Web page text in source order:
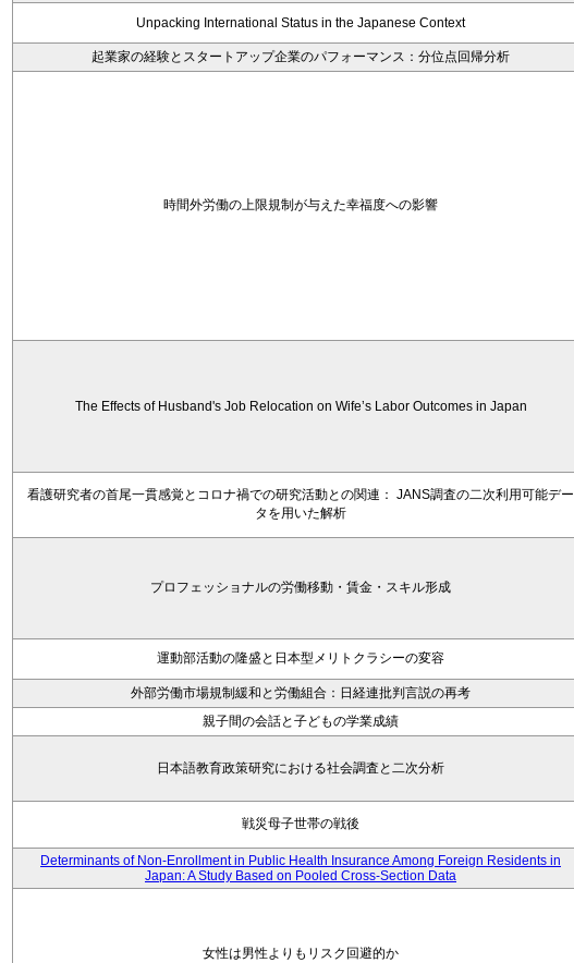
Unpacking International Status in the Japanese Context
起業家の経験とスタートアップ企業のパフォーマンス：分位点回帰分析
時間外労働の上限規制が与えた幸福度への影響
The Effects of Husband's Job Relocation on Wife’s Labor Outcomes in Japan
看護研究者の首尾一貫感覚とコロナ禍での研究活動との関連： JANS調査の二次利用可能デー
タを用いた解析
プロフェッショナルの労働移動・賃金・スキル形成
運動部活動の隆盛と日本型メリトクラシーの変容
外部労働市場規制緩和と労働組合：日経連批判言説の再考
親子間の会話と子どもの学業成績
日本語教育政策研究における社会調査と二次分析
戦災母子世帯の戦後
Determinants of Non-Enrollment in Public Health Insurance Among Foreign Residents in
Japan: A Study Based on Pooled Cross-Section Data
女性は男性よりもリスク回避的か